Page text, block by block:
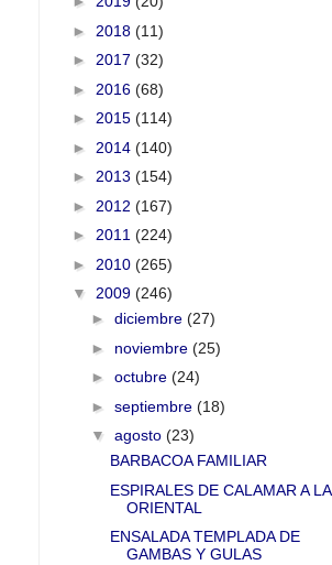
► 2018 (11)
► 2017 (32)
► 2016 (68)
► 2015 (114)
► 2014 (140)
► 2013 (154)
► 2012 (167)
► 2011 (224)
► 2010 (265)
▼ 2009 (246)
► diciembre (27)
► noviembre (25)
► octubre (24)
► septiembre (18)
▼ agosto (23)
BARBACOA FAMILIAR
ESPIRALES DE CALAMAR A LA
ORIENTAL
ENSALADA TEMPLADA DE
GAMBAS Y GULAS